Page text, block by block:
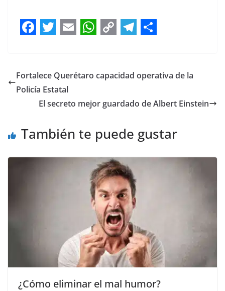
c
e
o
o
k
i
t
t
r
a
i
l
a
s
p
p
p
L
n
k
l
g
r
a
m
a
e
Fortalece Querétaro capacidad operativa de la
Policía Estatal
El secreto mejor guardado de Albert Einstein
También te puede gustar
¿Cómo eliminar el mal humor?